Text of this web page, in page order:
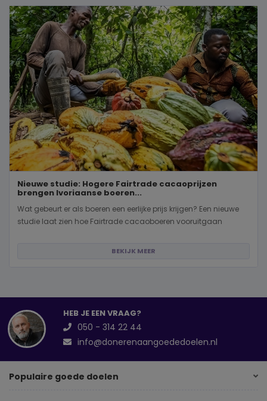
Nieuwe studie: Hogere Fairtrade cacaoprijzen
brengen Ivoriaanse boeren...
Wat gebeurt er als boeren een eerlijke prijs krijgen? Een nieuwe
studie laat zien hoe Fairtrade cacaoboeren vooruitgaan
BEKIJK MEER
HEB JE EEN VRAAG?
050 - 314 22 44
info@donerenaangoededoelen.nl
Populaire goede doelen